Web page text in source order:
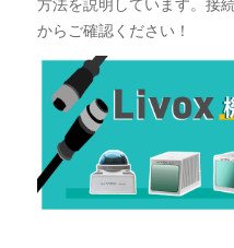
からご確認ください！